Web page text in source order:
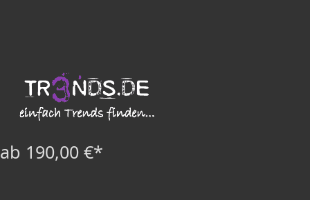
ab 190,00 €*